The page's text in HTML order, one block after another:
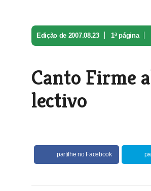
Edição de 2007.08.23 1ª página
Canto Firme
lectivo
partilhe no Facebook